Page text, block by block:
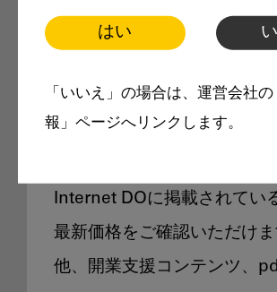
はい
「いいえ」の場合は、運営会社
報」ページへリンクします。
製品価格も閲覧可
Internet DOに掲載されてい
最新価格をご確認いただけ
他、開業支援コンテンツ、